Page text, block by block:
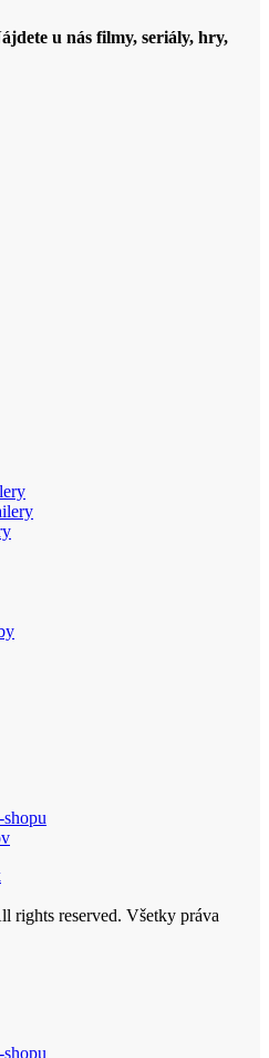
u nás filmy, seriály, hry,
reserved. Všetky práva